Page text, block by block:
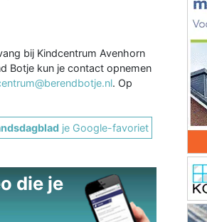
bij Kindcentrum Avenhorn
Botje kun je contact opnemen
. Op
je Google-favoriet
die je